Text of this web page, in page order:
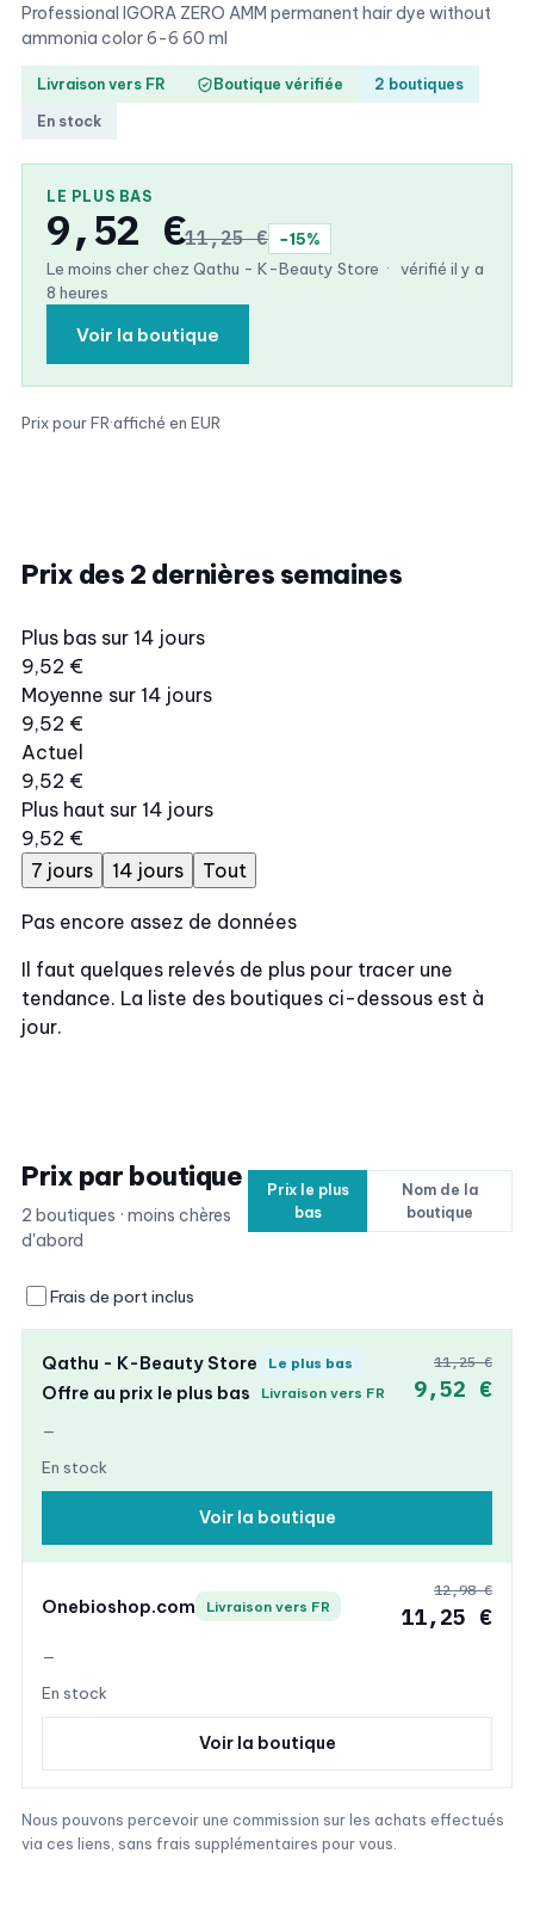
Professional IGORA ZERO AMM permanent hair dye without
ammonia color 6-6 60 ml
Livraison vers FR Boutique vérifiée
2 boutiques
En stock
LE PLUS BAS
9,52 €11,25 €
−15%
Le moins cher chez Qathu - K-Beauty Store ·
vérifié il y a
8 heures
Voir la boutique
Prix pour FR·affiché en EUR
Prix des 2 dernières semaines
Plus bas sur 14 jours
9,52 €
Moyenne sur 14 jours
9,52 €
Actuel
9,52 €
Plus haut sur 14 jours
9,52 €
7 jours
14 jours Tout
Pas encore assez de données
Il faut quelques relevés de plus pour tracer une
tendance. La liste des boutiques ci-dessous est à
jour.
Prix par boutique
2 boutiques · moins chères
d'abord
Prix le plus
bas
Nom de la
boutique
Frais de port inclus
Qathu - K-Beauty Store Le plus bas
Offre au prix le plus bas Livraison vers FR
—
En stock
11,25 €
9,52 €
Voir la boutique
Onebioshop.com Livraison vers FR
—
En stock
12,98 €
11,25 €
Voir la boutique
Nous pouvons percevoir une commission sur les achats effectués
via ces liens, sans frais supplémentaires pour vous.